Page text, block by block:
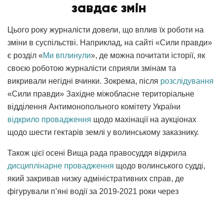
завдає змін
Цього року журналісти довели, що вплив їх роботи на
зміни в суспільстві. Наприклад, на сайті «Сили правди»
є розділ «Ми вплинули», де можна почитати історії, як
своєю роботою журналісти сприяли змінам та
викривали негідні вчинки. Зокрема, після розслідування
«Сили правди» Західне міжобласне територіальне
відділення Антимонопольного комітету України
відкрило провадження щодо махінації на аукціонах
щодо шести гектарів землі у волинському заказнику.
Також цієї осені Вища рада правосуддя відкрила
дисциплінарне провадження щодо волинського судді,
який закривав низку адміністративних справ, де
фігурували п’яні водії за 2019-2021 роки через